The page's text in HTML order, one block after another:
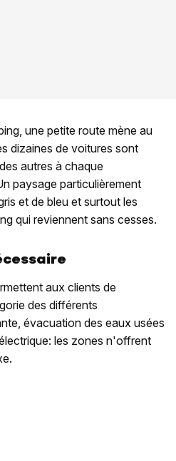
une petite route mène au
dizaines de voitures sont
autres à chaque
paysage particulièrement
et de bleu et surtout les
qui reviennent sans cesses.
aux clients de
des différents
évacuation des eaux usées
les zones n'offrent